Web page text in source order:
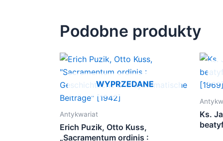
Podobne produkty
WYPRZEDANE
Antykwariat
Erich Puzik, Otto Kuss,
„Sacramentum ordinis :
Ks.